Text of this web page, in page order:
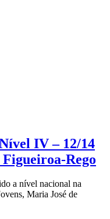
IV – 12/14
Rego
a nível nacional na
Maria José de